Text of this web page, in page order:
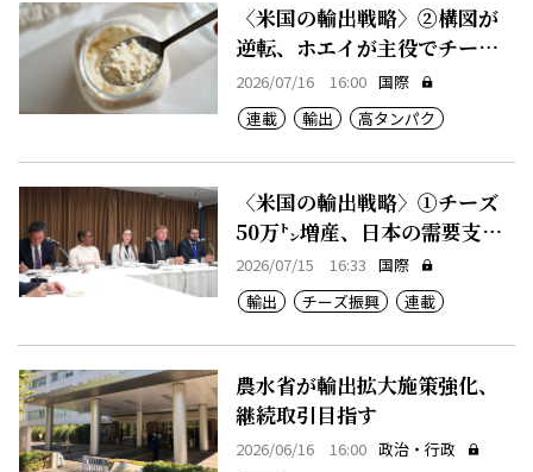
〈米国の輸出戦略〉②構図が
逆転、ホエイが主役でチーズ
が副産物
2026/07/16 16:00 国際
連載
輸出 高タンパク
〈米国の輸出戦略〉①チーズ
50万㌧増産、日本の需要支え
る
2026/07/15 16:33 国際
輸出
チーズ振興 連載
農水省が輸出拡大施策強化、
継続取引目指す
2026/06/16 16:00 政治・行政